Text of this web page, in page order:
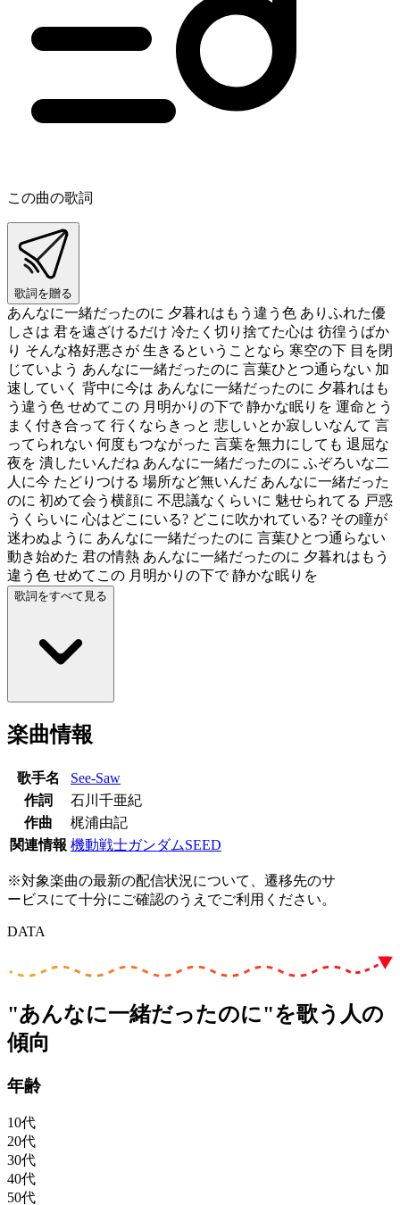
この曲の歌詞
歌詞を贈る
あんなに一緒だったのに 夕暮れはもう違う色 ありふれた優
しさは 君を遠ざけるだけ 冷たく切り捨てた心は 彷徨うばか
り そんな格好悪さが 生きるということなら 寒空の下 目を閉
じていよう あんなに一緒だったのに 言葉ひとつ通らない 加
速していく 背中に今は あんなに一緒だったのに 夕暮れはも
う違う色 せめてこの 月明かりの下で 静かな眠りを 運命とう
まく付き合って 行くならきっと 悲しいとか寂しいなんて 言
ってられない 何度もつながった 言葉を無力にしても 退屈な
夜を 潰したいんだね あんなに一緒だったのに ふぞろいな二
人に今 たどりつける 場所など無いんだ あんなに一緒だった
のに 初めて会う横顔に 不思議なくらいに 魅せられてる 戸惑
うくらいに 心はどこにいる? どこに吹かれている? その瞳が
迷わぬように あんなに一緒だったのに 言葉ひとつ通らない
動き始めた 君の情熱 あんなに一緒だったのに 夕暮れはもう
違う色 せめてこの 月明かりの下で 静かな眠りを
歌詞をすべて見る
楽曲情報
歌手名
See-Saw
作詞
石川千亜紀
作曲
梶浦由記
関連情報 機動戦士ガンダムSEED
※対象楽曲の最新の配信状況について、遷移先のサ
ービスにて十分にご確認のうえでご利用ください。
DATA
"あんなに一緒だったのに"を歌う人の
傾向
年齢
10代
20代
30代
40代
50代